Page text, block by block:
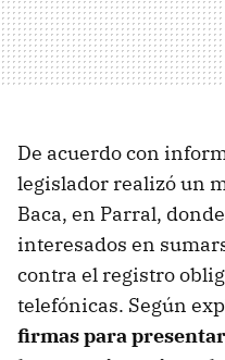
De acuerdo con
legislador realizó un
Baca, en Parral,
interesados en
contra el registro
telefónicas. Según
firmas para